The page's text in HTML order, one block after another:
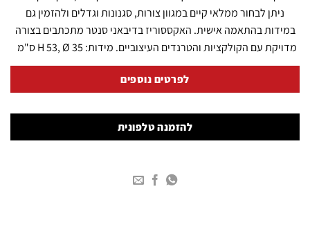
ניתן לבחור ממלאי קיים במגוון צורות, סגנונות וגדלים ולהזמין גם
במידות בהתאמה אישית. האקססוריזבדיבאני סנטר מתכתבים בצורה
מדויקת עם הקולקציותוהטרנדים העיצוביים. מידות: H 53, Ø 35 ס"מ
לפרטים נוספים
להזמנה טלפונית